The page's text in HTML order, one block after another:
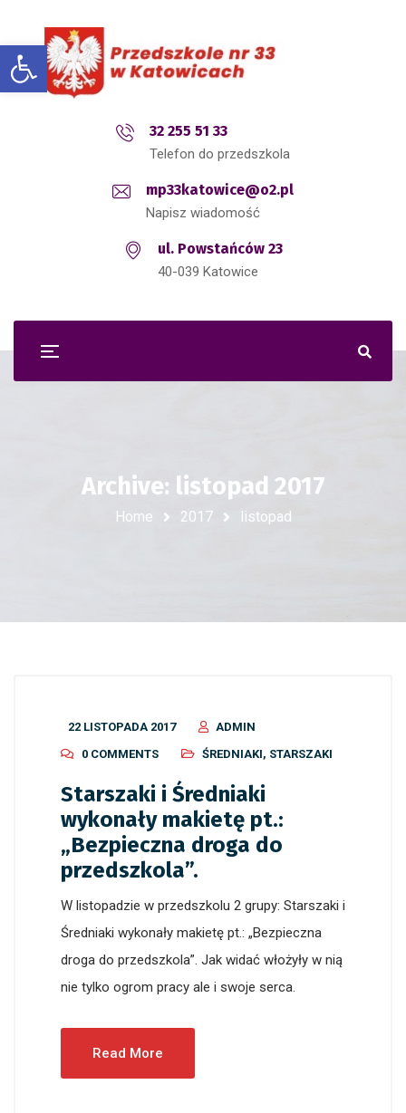
Open toolbar
32 255 51 33
Telefon do przedszkola
mp33katowice@o2.pl
Napisz wiadomość
ul. Powstańców 23
40-039 Katowice
Archive: listopad 2017
Home 2017 listopad
22 LISTOPADA 2017
ADMIN
0 COMMENTS
ŚREDNIAKI, STARSZAKI
Starszaki i Średniaki
wykonały makietę pt.:
„Bezpieczna droga do
przedszkola”.
W listopadzie w przedszkolu 2 grupy: Starszaki i
Średniaki wykonały makietę pt.: „Bezpieczna
droga do przedszkola”. Jak widać włożyły w nią
nie tylko ogrom pracy ale i swoje serca.
Read More